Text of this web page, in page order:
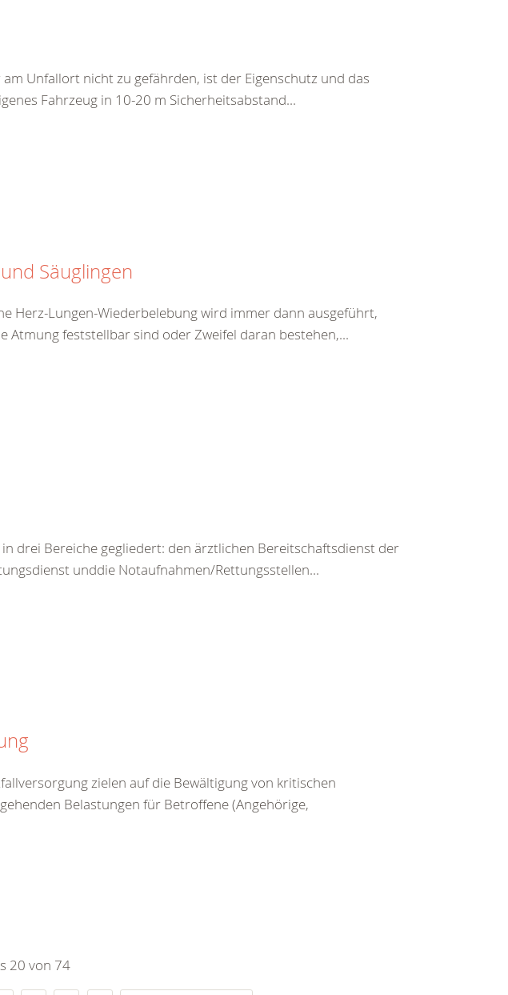
Unfallort nicht zu gefährden, ist der Eigenschutz und das
Fahrzeug in 10-20 m Sicherheitsabstand...
Säuglingen
Herz-Lungen-Wiederbelebung wird immer dann ausgeführt,
Atmung feststellbar sind oder Zweifel daran bestehen,...
drei Bereiche gegliedert: den ärztlichen Bereitschaftsdienst der
unddie Notaufnahmen/Rettungsstellen...
zielen auf die Bewältigung von kritischen
Belastungen für Betroffene (Angehörige,
20 von 74